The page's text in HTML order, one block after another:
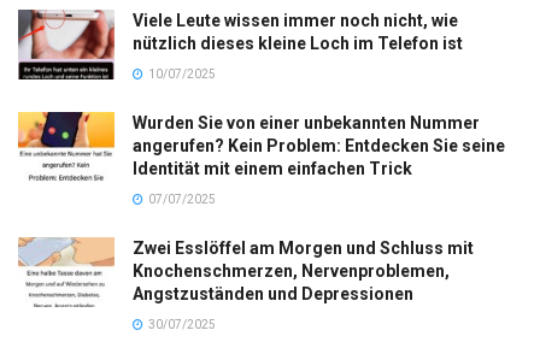
Viele Leute wissen immer noch nicht, wie
nützlich dieses kleine Loch im Telefon ist
10/07/2025
Wurden Sie von einer unbekannten Nummer
angerufen? Kein Problem: Entdecken Sie seine
Identität mit einem einfachen Trick
07/07/2025
Zwei Esslöffel am Morgen und Schluss mit
Knochenschmerzen, Nervenproblemen,
Angstzuständen und Depressionen
30/07/2025